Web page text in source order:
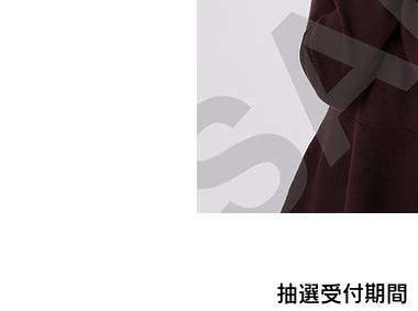
抽選受付期間